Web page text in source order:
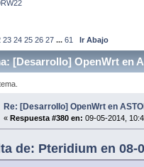
23 24 25 26 27 ...61 Ir Abajo
[Desarrollo] OpenWrt en
Re: [Desarrollo] OpenWrt en
« Respuesta #380 en: 09-05-2014,
de: Pteridium en 08-